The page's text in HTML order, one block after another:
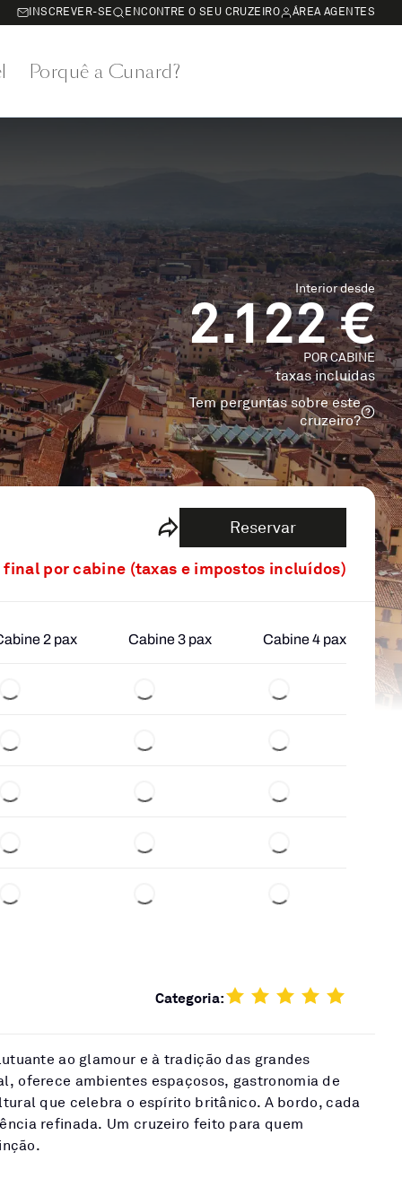
INSCREVER-SE ENCONTRE O SEU CRUZEIRO ÁREA AGENTES
Porquê a Cunard?
Interior desde
2.122 €
POR CABINE
taxas incluidas
Tem perguntas sobre este
cruzeiro?
Reservar
final por cabine (taxas e impostos incluídos)
2 pax Cabine 3 pax Cabine 4 pax
Categoria:
ao glamour e à tradição das grandes
oferece ambientes espaçosos, gastronomia de
que celebra o espírito britânico. A bordo, cada
refinada. Um cruzeiro feito para quem